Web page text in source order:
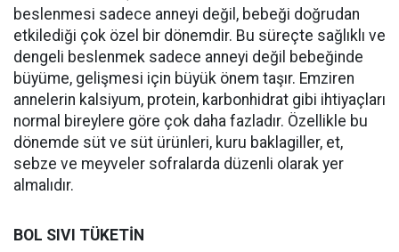
beslenmesi sadece anneyi değil, bebeği doğrudan
etkilediği çok özel bir dönemdir. Bu süreçte sağlıklı ve
dengeli beslenmek sadece anneyi değil bebeğinde
büyüme, gelişmesi için büyük önem taşır. Emziren
annelerin kalsiyum, protein, karbonhidrat gibi ihtiyaçları
normal bireylere göre çok daha fazladır. Özellikle bu
dönemde süt ve süt ürünleri, kuru baklagiller, et,
sebze ve meyveler sofralarda düzenli olarak yer
almalıdır.
BOL SIVI TÜKETİN